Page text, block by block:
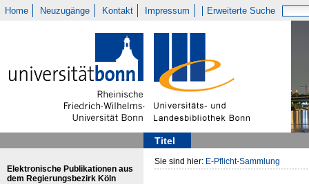
Home Neuzugänge Kontakt Impressum Erweiterte Suche
Titel
Elektronische Publikationen aus
dem Regierungsbezirk Köln
Sie sind hier: E-Pflicht-Sammlung